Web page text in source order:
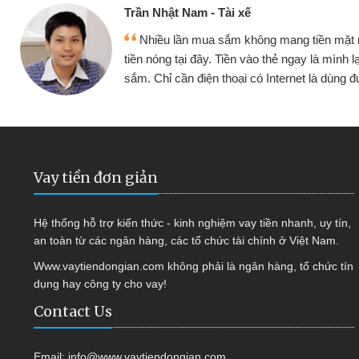
đều vay
tiếp tục mua
Tôi kinh doanh buôn bán
hàng, nhờ biết đến website
quyết được công việc của
Vay tiền đơn giản
Hệ thống hỗ trợ kiến thức - kinh nghiệm vay tiền nhanh, uy tín,
an toàn từ các ngân hàng, các tổ chức tài chính ở Việt Nam.
Www.vaytiendongian.com không phải là ngân hàng, tổ chức tín
dụng hay công ty cho vay!
Contact Us